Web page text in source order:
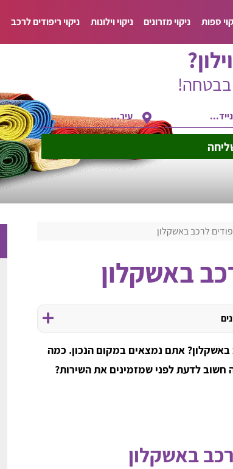
ספות ניקוי מזרונים ניקוי וילונות ניקוי ריפודים לרכב
לרכב באשקלון
באשקלון
באשקלון? אתם נמצאים במקום הנכון. כמה
חשוב לדעת לפני שמזמינים את השירות?
באשקלון